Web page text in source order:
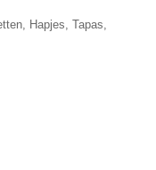
Hapjes, Tapas,